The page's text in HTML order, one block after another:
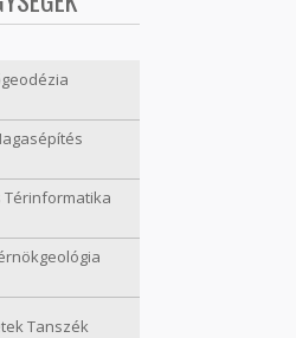
Térinformatika
Tanszék